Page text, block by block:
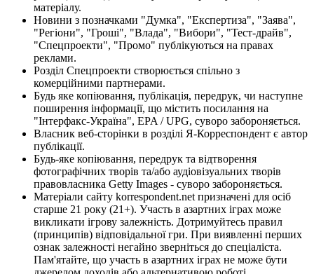
матеріалу.
Новини з позначками "Думка", "Експертиза", "Заява",
"Регіони", "Гроші", "Влада", "Вибори", "Тест-драйв",
"Спецпроекти", "Промо" публікуються на правах
реклами.
Розділ Спецпроекти створюється спільно з
комерційними партнерами.
Будь яке копіювання, публікація, передрук, чи наступне
поширення інформації, що містить посилання на
"Інтерфакс-Україна", EPA / UPG, суворо забороняється.
Власник веб-сторінки в розділі Я-Корреспондент є автор
публікації.
Будь-яке копіювання, передрук та відтворення
фотографічних творів та/або аудіовізуальних творів
правовласника Getty Images - суворо забороняється.
Матеріали сайту korrespondent.net призначені для осіб
старше 21 року (21+). Участь в азартних іграх може
викликати ігрову залежність. Дотримуйтесь правил
(принципів) відповідальної гри. При виявленні перших
ознак залежності негайно зверніться до спеціаліста.
Пам'ятайте, що участь в азартних іграх не може бути